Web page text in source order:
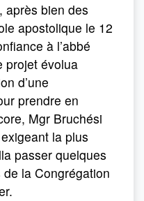
après bien des
apostolique le 12
à l’abbé
projet évolua
d’une
prendre en
Mgr Bruchési
la plus
passer quelques
la Congrégation